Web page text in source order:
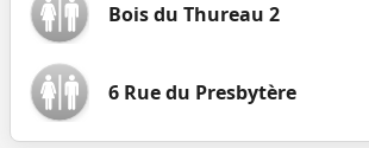
Bois du Thureau 2
6 Rue du Presbytère